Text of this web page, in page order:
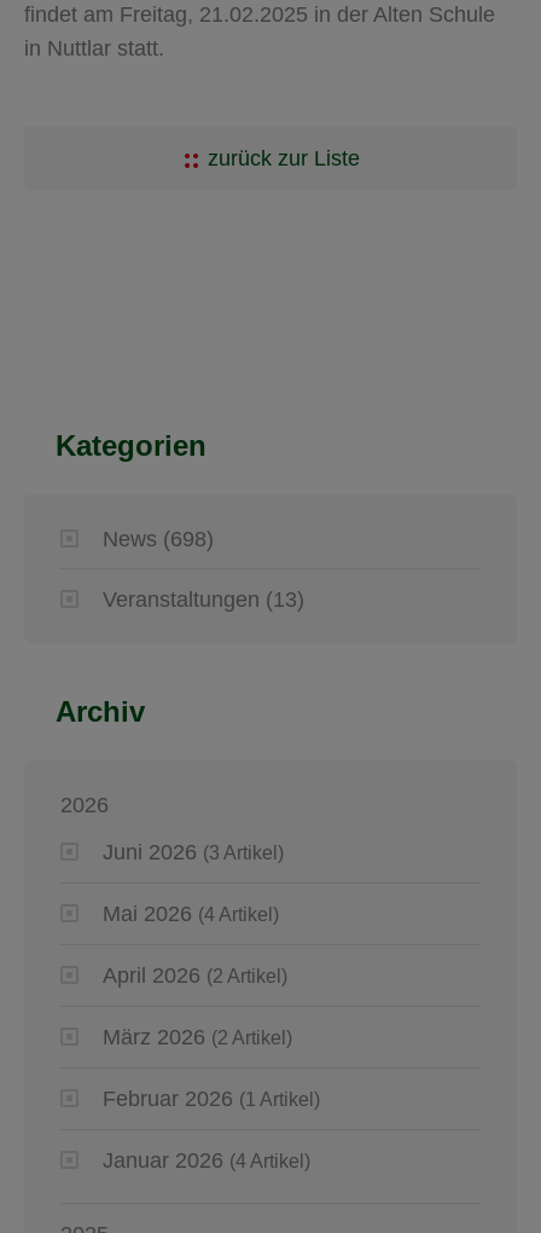
findet am Freitag, 21.02.2025 in der Alten Schule
in Nuttlar statt.
zurück zur Liste
Kategorien
News (698)
Veranstaltungen (13)
Archiv
2026
Juni 2026 (3 Artikel)
Mai 2026 (4 Artikel)
April 2026 (2 Artikel)
März 2026 (2 Artikel)
Februar 2026 (1 Artikel)
Januar 2026 (4 Artikel)